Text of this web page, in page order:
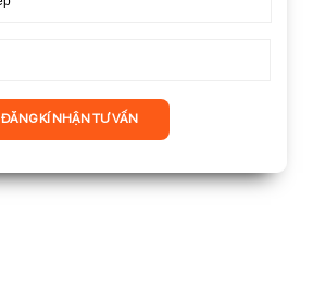
ĐĂNG KÍ NHẬN TƯ VẤN